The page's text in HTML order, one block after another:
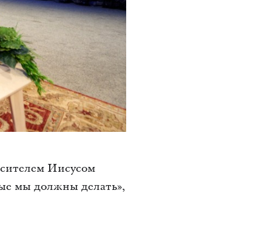
Иисусом
мы должны делать»,